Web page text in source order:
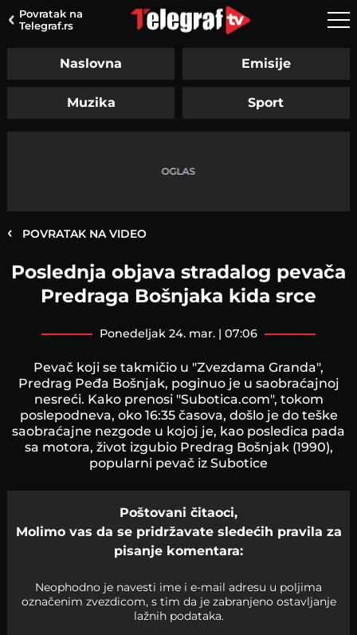
Povratak na
Telegraf.rs
Naslovna Emisije
Muzika Sport
‹ POVRATAK NA VIDEO
Poslednja objava stradalog pevača
Predraga Bošnjaka kida srce
ponedeljak 24. mar. | 07:06
Pevač koji se takmičio u "Zvezdama Granda",
Predrag Peđa Bošnjak, poginuo je u saobraćajnoj
nesreći. Kako prenosi "Subotica.com", tokom
poslepodneva, oko 16:35 časova, došlo je do teške
saobraćajne nezgode u kojoj je, kao posledica pada
sa motora, život izgubio Predrag Bošnjak (1990),
popularni pevač iz Subotice
Poštovani čitaoci,
Molimo vas da se pridržavate sledećih pravila za
pisanje komentara:
Neophodno je navesti ime i e-mail adresu u poljima
označenim zvezdicom, s tim da je zabranjeno ostavljanje
lažnih podataka.